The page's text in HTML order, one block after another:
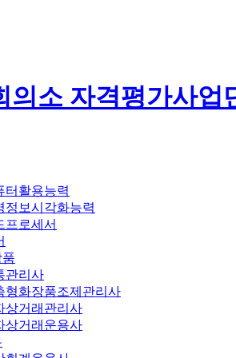
의소 자격평가사업
터활용능력
정보시각화능력
프로세서
관리사
형화장품조제관리사
상거래관리사
상거래운용사